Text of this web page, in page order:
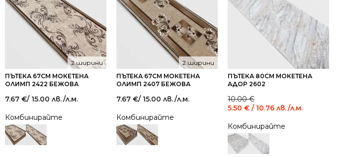
ПЪТЕКА 67СМ МОКЕТЕНА
ОЛИМП 2422 БЕЖОВА
2 ширини
7.67 €/ 15.00 лв./л.м.
Комбинирайте
ПЪТЕКА 67СМ МОКЕТЕНА
ОЛИМП 2407 БЕЖОВА
2 ширини
7.67 €/ 15.00 лв./л.м.
Комбинирайте
ПЪТЕКА 80СМ МОКЕТЕНА
АДОР 2602
10.00€
Original
price
10.00 €
/
19.56
лв..
5.50 € / 10.76 лв.
Current
price
5.50 €
/
10.76
лв..
/л.м.
Комбинирайте